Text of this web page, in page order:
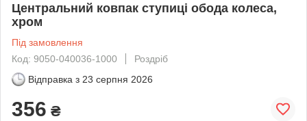
Центральний ковпак ступиці обода колеса,
хром
Під замовлення
Код: 9050-040036-1000
Роздріб
Відправка з 23 серпня 2026
356 ₴